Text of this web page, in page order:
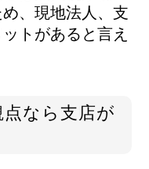
、現地法人、支
トがあると言え
なら支店が